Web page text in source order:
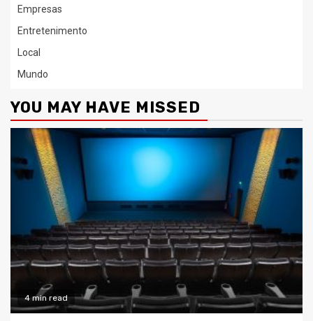
Empresas
Entretenimento
Local
Mundo
YOU MAY HAVE MISSED
4 min read